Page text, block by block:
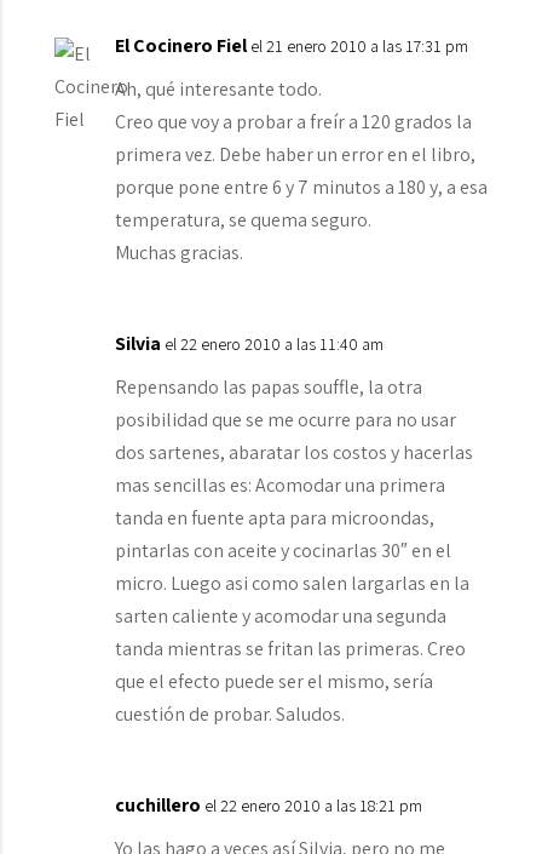
El Cocinero Fiel el 21 enero 2010 a las 17:31 pm
Ah, qué interesante todo.
Creo que voy a probar a freír a 120 grados la
primera vez. Debe haber un error en el libro,
porque pone entre 6 y 7 minutos a 180 y, a esa
temperatura, se quema seguro.
Muchas gracias.
Silvia el 22 enero 2010 a las 11:40 am
Repensando las papas souffle, la otra
posibilidad que se me ocurre para no usar
dos sartenes, abaratar los costos y hacerlas
mas sencillas es: Acomodar una primera
tanda en fuente apta para microondas,
pintarlas con aceite y cocinarlas 30″ en el
micro. Luego asi como salen largarlas en la
sarten caliente y acomodar una segunda
tanda mientras se fritan las primeras. Creo
que el efecto puede ser el mismo, sería
cuestión de probar. Saludos.
cuchillero el 22 enero 2010 a las 18:21 pm
Yo las hago a veces así Silvia, pero no me